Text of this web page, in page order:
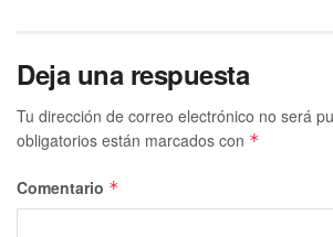
Deja una respuesta
Tu dirección de correo electrónico no será
obligatorios están marcados con *
Comentario *